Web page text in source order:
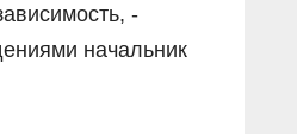
-
начальник